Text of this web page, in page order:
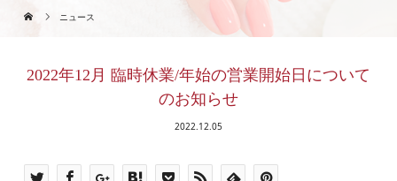
ニュース
2022年12月 臨時休業/年始の営業開始日について
のお知らせ
2022.12.05